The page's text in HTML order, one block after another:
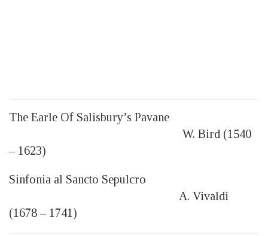
The Earle Of Salisbury’s Pavane
W. Bird (1540
– 1623)
Sinfonia al Sancto Sepulcro
A. Vivaldi
(1678 – 1741)